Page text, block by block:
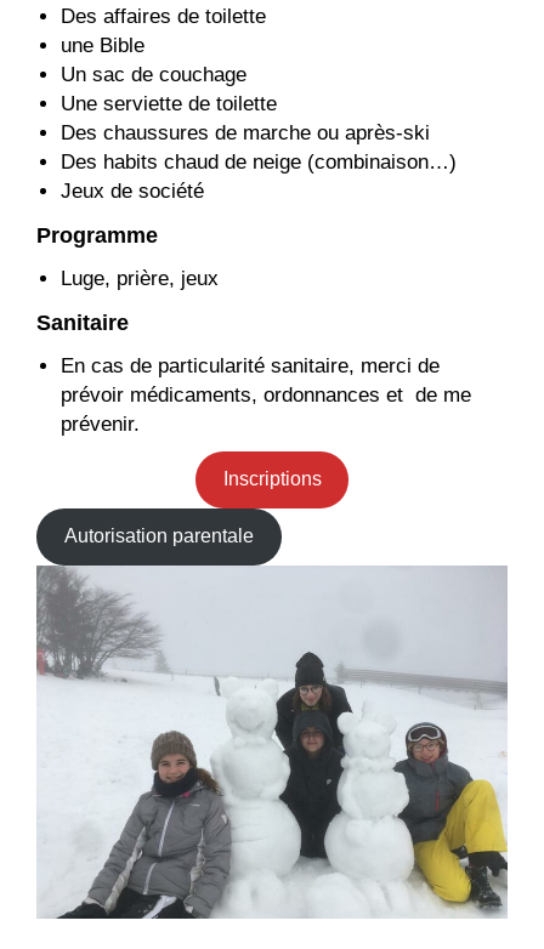
Des affaires de toilette
une Bible
Un sac de couchage
Une serviette de toilette
Des chaussures de marche ou après-ski
Des habits chaud de neige (combinaison…)
Jeux de société
Programme
Luge, prière, jeux
Sanitaire
En cas de particularité sanitaire, merci de
prévoir médicaments, ordonnances et de me
prévenir.
Inscriptions
Autorisation parentale